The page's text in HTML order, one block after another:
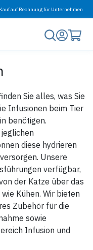
Kauf auf Rechnung für Unternehmen
Sie alles, was Sie
Infusionen beim Tier
benötigen.
diese hydrieren
Unsere
verfügbar,
der Katze über das
Kühen. Wir bieten
Zubehör für die
sowie
Infusion und